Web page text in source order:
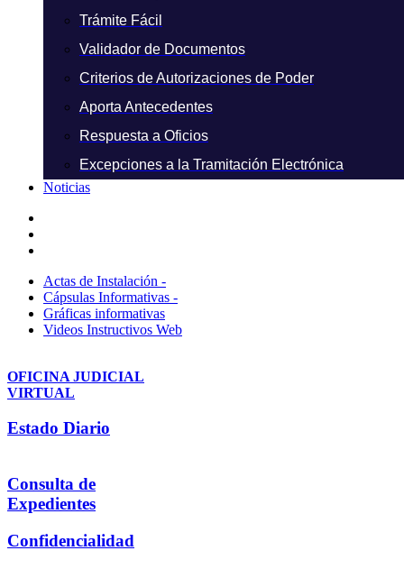
Trámite Fácil
Validador de Documentos
Criterios de Autorizaciones de Poder
Aporta Antecedentes
Respuesta a Oficios
Excepciones a la Tramitación Electrónica
Noticias
Actas de Instalación -
Cápsulas Informativas -
Gráficas informativas
Videos Instructivos Web
OFICINA JUDICIAL
VIRTUAL
Estado Diario
Consulta de
Expedientes
Confidencialidad